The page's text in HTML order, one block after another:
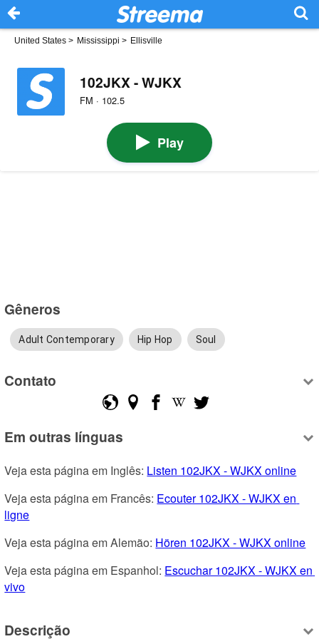
United States > Mississippi > Ellisville
102JKX - WJKX
FM · 102.5
Play
Gêneros
Adult Contemporary Hip Hop Soul
Contato
Em outras línguas
Veja esta página em Inglês: Listen 102JKX - WJKX online
Veja esta página em Francês: Ecouter 102JKX - WJKX en
ligne
Veja esta página em Alemão: Hören 102JKX - WJKX online
Veja esta página em Espanhol: Escuchar 102JKX - WJKX en
vivo
Descrição